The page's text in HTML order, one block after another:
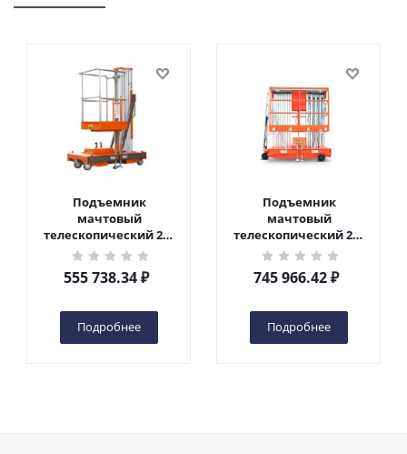
Подъемник
мачтовый
телескопический 200
кг 6 м TOR GTWY6-200S
DC 2-мачтовый
(автономный) (G) в
555 738.34₽
Подробнее
Подъемник
мачтовый
телескопический 200
кг 10 м TOR GTWY10-
200S DC 2-мачтовый
(автономный) (N) в
745 966.42₽
Подробнее